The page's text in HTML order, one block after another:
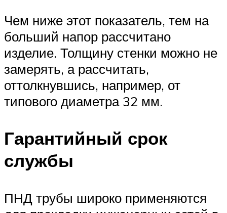
Чем ниже этот показатель, тем на
больший напор рассчитано
изделие. Толщину стенки можно не
замерять, а рассчитать,
оттолкнувшись, например, от
типового диаметра 32 мм.
Гарантийный срок
службы
ПНД трубы широко применяются